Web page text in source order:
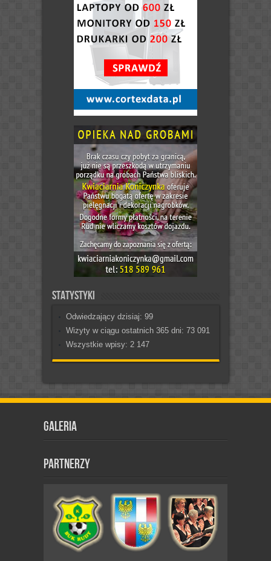
Statystyki
Odwiedzający dzisiaj: 99
Wizyty w ciągu ostatnich 365 dni: 73 091
Wszystkie wpisy: 2 147
Galeria
Partnerzy